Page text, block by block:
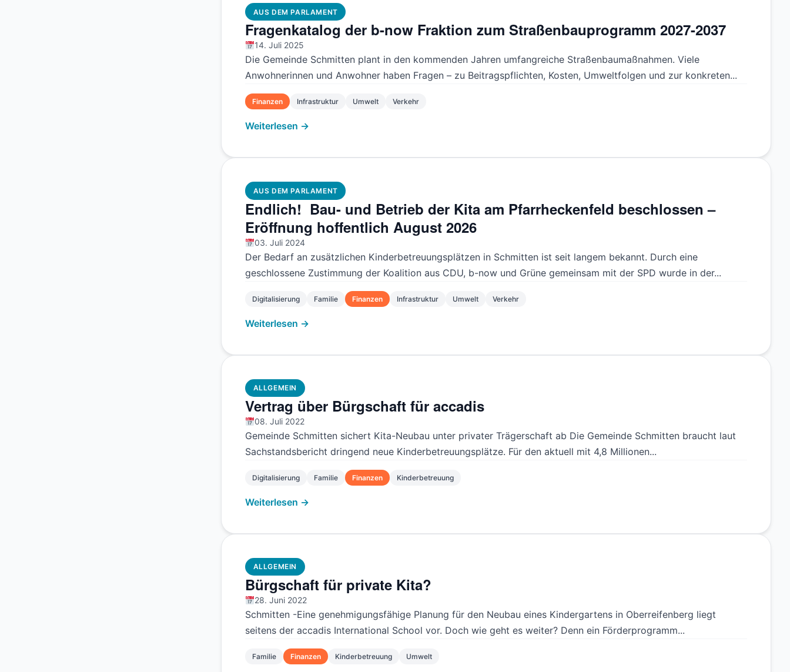
AUS DEM PARLAMENT
Fragenkatalog der b-now Fraktion zum Straßenbauprogramm 2027-2037
14. Juli 2025
Die Gemeinde Schmitten plant in den kommenden Jahren umfangreiche Straßenbaumaßnahmen. Viele
Anwohnerinnen und Anwohner haben Fragen – zu Beitragspflichten, Kosten, Umweltfolgen und zur konkreten...
Finanzen Infrastruktur Umwelt Verkehr
Weiterlesen →
AUS DEM PARLAMENT
Endlich! Bau- und Betrieb der Kita am Pfarrheckenfeld beschlossen –
Eröffnung hoffentlich August 2026
03. Juli 2024
Der Bedarf an zusätzlichen Kinderbetreuungsplätzen in Schmitten ist seit langem bekannt. Durch eine
geschlossene Zustimmung der Koalition aus CDU, b-now und Grüne gemeinsam mit der SPD wurde in der...
Digitalisierung Familie Finanzen Infrastruktur Umwelt Verkehr
Weiterlesen →
ALLGEMEIN
Vertrag über Bürgschaft für accadis
08. Juli 2022
Gemeinde Schmitten sichert Kita-Neubau unter privater Trägerschaft ab Die Gemeinde Schmitten braucht laut
Sachstandsbericht dringend neue Kinderbetreuungsplätze. Für den aktuell mit 4,8 Millionen...
Digitalisierung Familie Finanzen Kinderbetreuung
Weiterlesen →
ALLGEMEIN
Bürgschaft für private Kita?
28. Juni 2022
Schmitten -Eine genehmigungsfähige Planung für den Neubau eines Kindergartens in Oberreifenberg liegt
seitens der accadis International School vor. Doch wie geht es weiter? Denn ein Förderprogramm...
Familie Finanzen Kinderbetreuung Umwelt